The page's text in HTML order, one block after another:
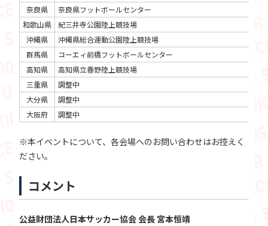
奈良県
奈良県フットボールセンター
和歌山県
紀三井寺公園陸上競技場
沖縄県
沖縄県総合運動公園陸上競技場
群馬県
コーエィ前橋フットボールセンター
高知県
高知県立春野陸上競技場
三重県
調整中
大分県
調整中
大阪府
調整中
※本イベントについて、各会場へのお問い合わせはお控えく
ださい。
コメント
公益財団法人日本サッカー協会 会長 宮本恒靖